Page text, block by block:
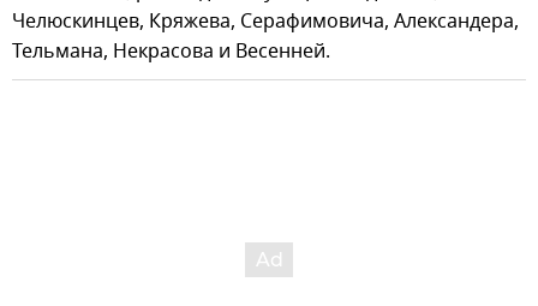
Челюскинцев, Кряжева, Серафимовича, Александера,
Тельмана, Некрасова и Весенней.